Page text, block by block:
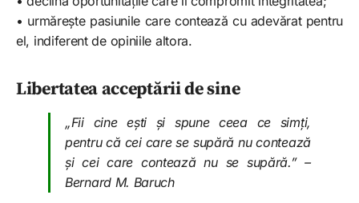
• urmărește pasiunile care contează cu adevărat pentru
el, indiferent de opiniile altora.
Libertatea acceptării de sine
„Fii cine ești și spune ceea ce simți,
pentru că cei care se supără nu contează
și cei care contează nu se supără.” –
Bernard M. Baruch